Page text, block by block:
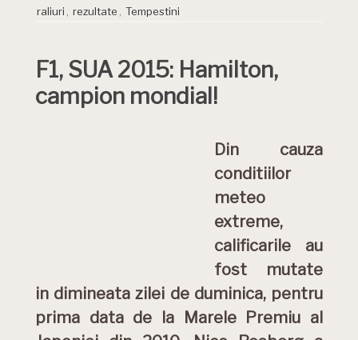
raliuri , rezultate , Tempestini
F1, SUA 2015: Hamilton,
campion mondial!
Din cauza
conditiilor
meteo
extreme,
calificarile au
fost mutate
in dimineata zilei de duminica, pentru
prima data de la Marele Premiu al